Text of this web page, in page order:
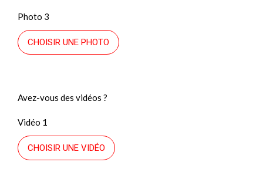
Photo 3
CHOISIR UNE PHOTO
Avez-vous des vidéos ?
Vidéo 1
CHOISIR UNE VIDÉO